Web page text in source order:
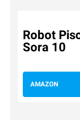
Robot
Sora 10
AMAZON